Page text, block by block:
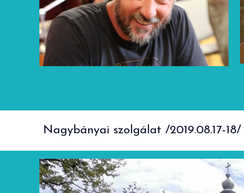
Nagybányai szolgálat /2019.08.17-18/